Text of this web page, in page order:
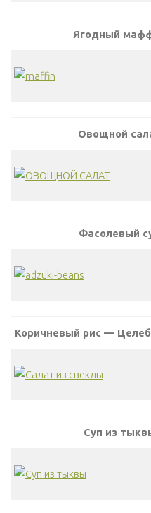
Ягодный
Овощной
Фасолевый
Коричневый рис —
Суп из